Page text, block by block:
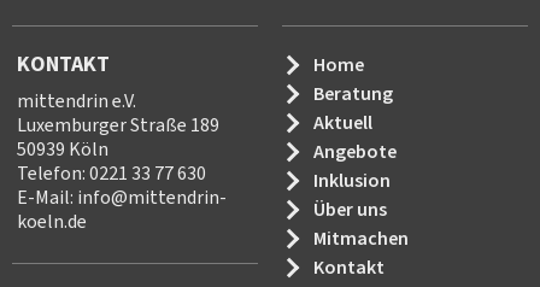
KONTAKT
mittendrin e.V.
Luxemburger Straße 189
50939 Köln
Telefon: 0221 33 77 630
E-Mail: info@mittendrin-
koeln.de
Home
Beratung
Aktuell
Angebote
Inklusion
Über uns
Mitmachen
Kontakt